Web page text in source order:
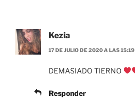
Kezia
17 DE JULIO DE 2020 A LAS 15:19
DEMASIADO TIERNO
Responder